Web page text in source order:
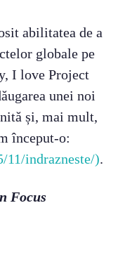
abilitatea de a
globale pe
I love Project
unei noi
și, mai mult,
început-o:
11/indrazneste/).
Focus